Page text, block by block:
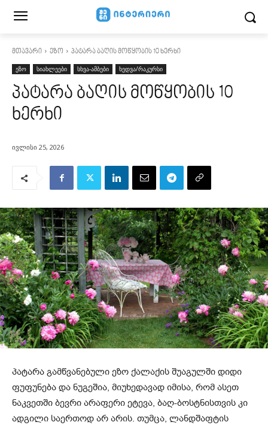
მთავარი ეზო პატარა ბაღის მოწყობის 10 ხერხი
ეზო სიახლეები სხვა-ამბები ხედვა/რაკურსი
პატარა ბაღის მოწყობის 10
ხერხი
ივლისი 25, 2026
პატარა გამწვანებული ეზო ქალაქის შუაგულში დიდი
ფუფუნება და ნუგეშია, მიუხედავად იმისა, რომ ასეთ
ნაკვეთში ბევრი არაფერი ეტევა, ბაღ-ბოსტნისთვის კი
ადგილი საერთოდ არ არის. თუმცა, ლანდშაფტის